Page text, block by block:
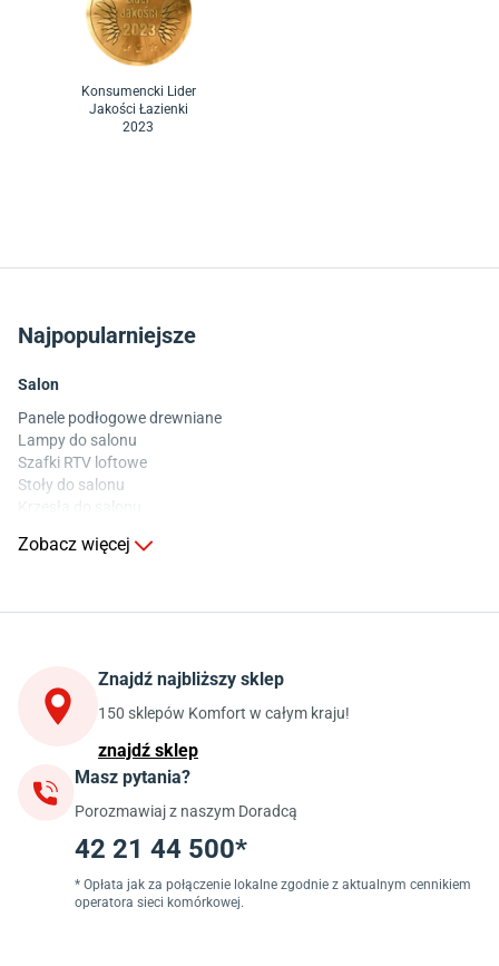
Konsumencki Lider
Jakości Łazienki
2023
Najpopularniejsze
Salon
Panele podłogowe drewniane
Lampy do salonu
Szafki RTV loftowe
Stoły do salonu
Stoły do kuchni
Szafki kuchenne wiszące (górne)
Szafki pod zlewozmywak
Blaty kuchenne laminowane
Jadalnia
Stoły do jadalni
Krzesła do jadalni
Dywany szare
Lampy w stylu loftowym
Lampy wiszące do jadalni
Zobacz więcej
Znajdź najbliższy sklep
150 sklepów Komfort w całym kraju!
znajdź sklep
Masz pytania?
Porozmawiaj z naszym Doradcą
42 21 44 500*
* Opłata jak za połączenie lokalne zgodnie z aktualnym cennikiem
operatora sieci komórkowej.